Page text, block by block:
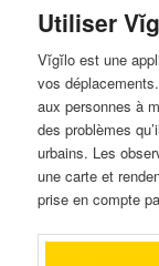
principal
secondaire
Utiliser
Vĭgĭlo est une
vos
aux personnes à
des problèmes
urbains. Les
une carte et
prise en compte